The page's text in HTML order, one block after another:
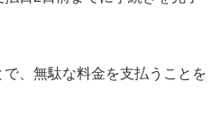
、無駄な料金を支払うことを